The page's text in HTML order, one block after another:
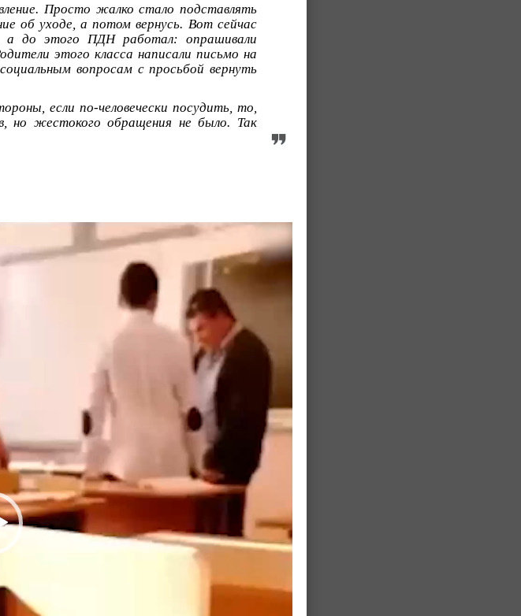
Просто жалко стало подставлять
об уходе, а потом вернусь. Вот сейчас
а до этого ПДН работал: опрашивали
этого класса написали письмо на
вопросам с просьбой вернуть
если по-человечески посудить, то,
но жестокого обращения не было. Так